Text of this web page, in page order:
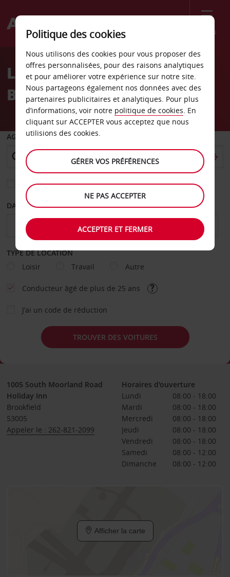
Menu
Welcome
AvisLocation de voiture
Brookfield Midway
AGENCE DE DÉPART
Sélectionnez une autre agence de retour
DATE DE DÉPART DATE DE RETOUR
TYPE DE LOCATION
Loisir
Travail Autre
Conducteur âgé de plus de 25 ans
J’ai un code de réduction
TROUVER DES VOITURES
1005 South Moorland Road
Holiday Inn
Brookfield
53005
Appeler le : 262-821-2099
Horaires d'ouverture
Lundi
08:00 - 18:00
Mardi
08:00 - 18:00
Mercredi
08:00 - 18:00
Jeudi
08:00 - 18:00
Vendredi
08:00 - 18:00
Samedi
08:00 - 12:00
Dimanche
08:00 - 12:00
Afficher la carte
Politique des cookies
Nous utilisons des cookies pour vous proposer des
offres personnalisées, pour des raisons analytiques
et pour améliorer votre expérience sur notre site.
Nous partageons également nos données avec des
partenaires publicitaires et analytiques. Pour plus
d’informations, voir notre politique de cookies. En
cliquant sur ACCEPTER vous acceptez que nous
utilisions des cookies.
GÉRER VOS PRÉFÉRENCES
NE PAS ACCEPTER
ACCEPTER ET FERMER